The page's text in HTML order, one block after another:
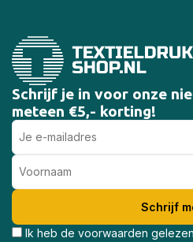
Schrijf je in voor onze
meteen €5,- korting!
Ik heb de voorwaarden